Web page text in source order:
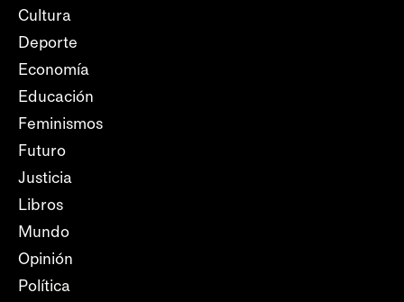
Cultura
Deporte
Economía
Educación
Feminismos
Futuro
Justicia
Libros
Mundo
Opinión
Política